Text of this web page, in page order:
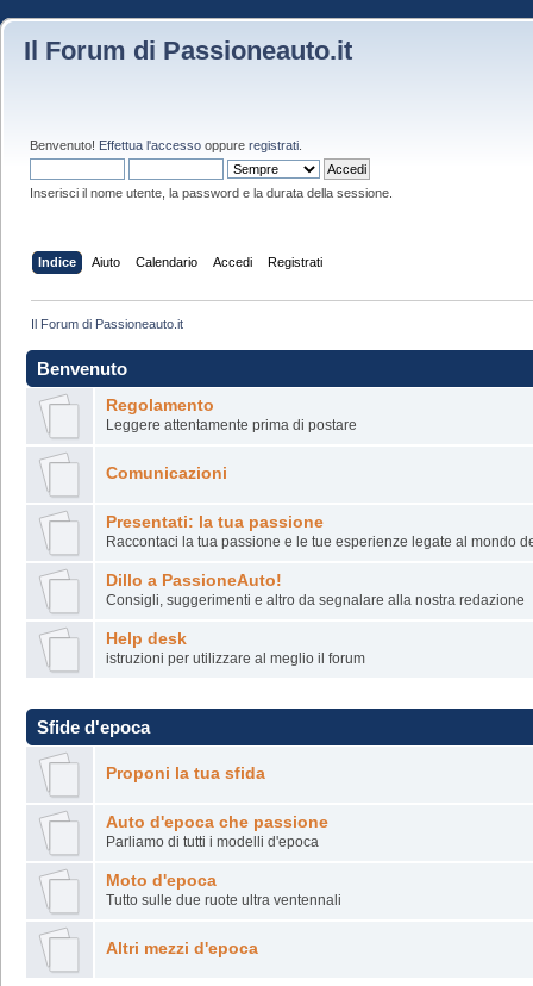
Il Forum di Passioneauto.it
Benvenuto! Effettua l'accesso oppure registrati
Inserisci il nome utente, la password e la durata della sessione.
Indice Aiuto Calendario Accedi Registrati
Il Forum di Passioneauto.it
Benvenuto
Regolamento
Leggere attentamente prima di postare
Comunicazioni
Presentati: la tua passione
Raccontaci la tua passione e le tue esperienze legate al mondo
Dillo a PassioneAuto!
Consigli, suggerimenti e altro da segnalare alla nostra redazione
Help desk
istruzioni per utilizzare al meglio il forum
Sfide d'epoca
Proponi la tua sfida
Auto d'epoca che passione
Parliamo di tutti i modelli d'epoca
Moto d'epoca
Tutto sulle due ruote ultra ventennali
Altri mezzi d'epoca